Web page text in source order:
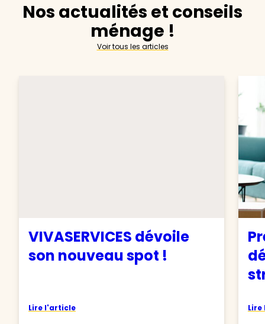
Nos actualités et conseils
ménage !
Voir tous les articles
VIVASERVICES dévoile
son nouveau spot !
Lire l'article